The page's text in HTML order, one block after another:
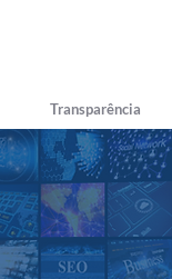
Transparência